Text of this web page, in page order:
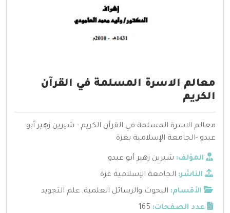
معالم الاسرة المسلمة في القرآن
الكريم
معالم الاسرة المسلمة في القرآن الكريم - شيرين زهير أبو
عبدو -الجامعة الإسلامية بغزة
المؤلف: شيرين زهير أبو عبدو
الناشر: الجامعة الإسلامية غزة
الأقسام: البحوث والرسائل العلمية, علم التجويد
عدد الصفحات: 165